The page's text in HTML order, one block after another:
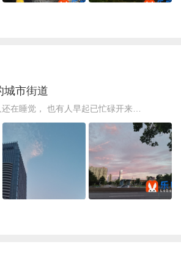
城市街道
在睡觉， 也有人早起已忙碌开来…